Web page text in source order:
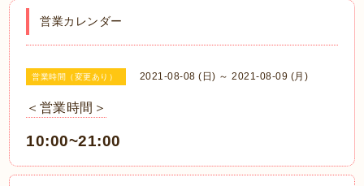
営業カレンダー
営業時間（変更あり） 2021-08-08 (日) ～ 2021-08-09 (月)
＜営業時間＞
10:00~21:00